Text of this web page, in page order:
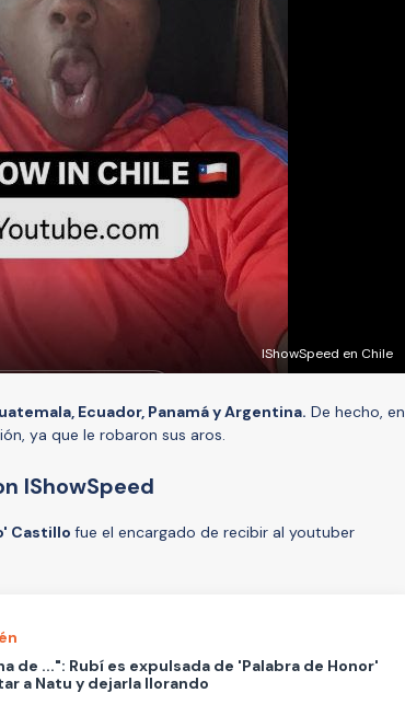
IShowSpeed en Chile
Ecuador, Panamá y Argentina. De hecho, en
ya que le robaron sus aros.
IShowSpeed
Castillo fue el encargado de recibir al youtuber
de ...": Rubí es expulsada de 'Palabra de Honor'
a Natu y dejarla llorando